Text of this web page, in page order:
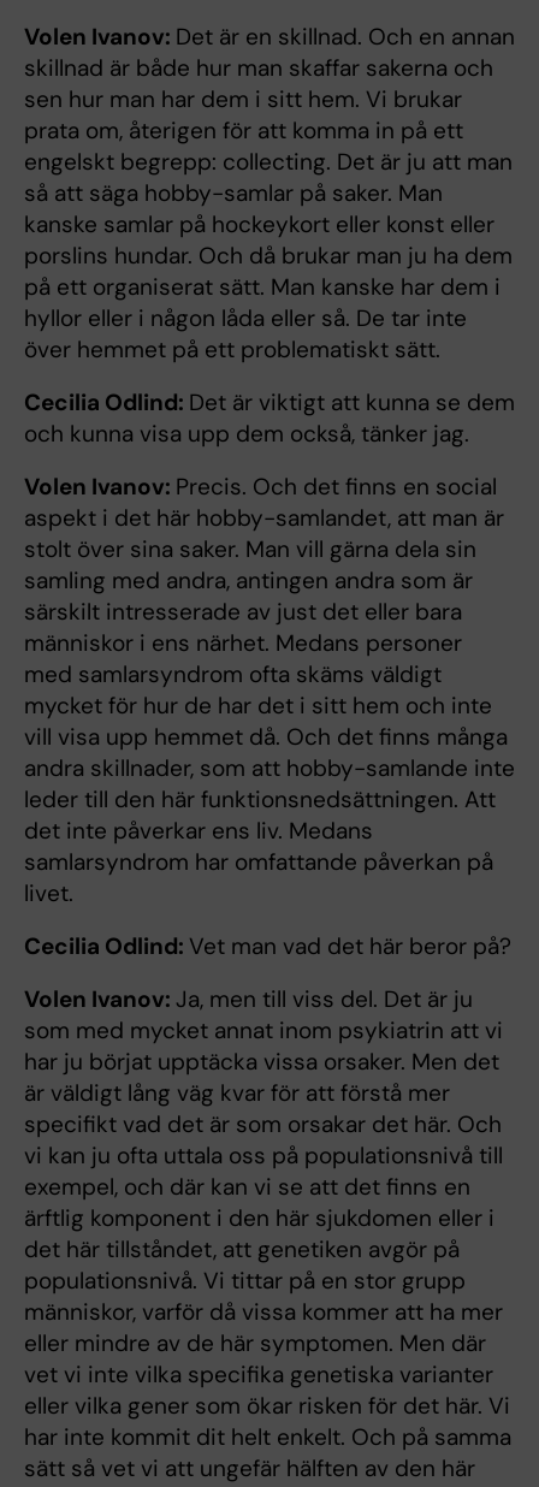
Volen Ivanov: Det är en skillnad. Och en annan
skillnad är både hur man skaffar sakerna och
sen hur man har dem i sitt hem. Vi brukar
prata om, återigen för att komma in på ett
engelskt begrepp: collecting. Det är ju att man
så att säga hobby-samlar på saker. Man
kanske samlar på hockeykort eller konst eller
porslins hundar. Och då brukar man ju ha dem
på ett organiserat sätt. Man kanske har dem i
hyllor eller i någon låda eller så. De tar inte
över hemmet på ett problematiskt sätt.
Cecilia Odlind: Det är viktigt att kunna se dem
och kunna visa upp dem också, tänker jag.
Volen Ivanov: Precis. Och det finns en social
aspekt i det här hobby-samlandet, att man är
stolt över sina saker. Man vill gärna dela sin
samling med andra, antingen andra som är
särskilt intresserade av just det eller bara
människor i ens närhet. Medans personer
med samlarsyndrom ofta skäms väldigt
mycket för hur de har det i sitt hem och inte
vill visa upp hemmet då. Och det finns många
andra skillnader, som att hobby-samlande inte
leder till den här funktionsnedsättningen. Att
det inte påverkar ens liv. Medans
samlarsyndrom har omfattande påverkan på
livet.
Cecilia Odlind: Vet man vad det här beror på?
Volen Ivanov: Ja, men till viss del. Det är ju
som med mycket annat inom psykiatrin att vi
har ju börjat upptäcka vissa orsaker. Men det
är väldigt lång väg kvar för att förstå mer
specifikt vad det är som orsakar det här. Och
vi kan ju ofta uttala oss på populationsnivå till
exempel, och där kan vi se att det finns en
ärftlig komponent i den här sjukdomen eller i
det här tillståndet, att genetiken avgör på
populationsnivå. Vi tittar på en stor grupp
människor, varför då vissa kommer att ha mer
eller mindre av de här symptomen. Men där
vet vi inte vilka specifika genetiska varianter
eller vilka gener som ökar risken för det här. Vi
har inte kommit dit helt enkelt. Och på samma
sätt så vet vi att ungefär hälften av den här